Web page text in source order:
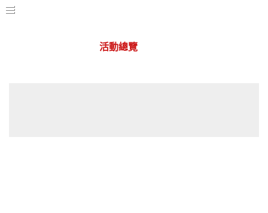
活動總覽